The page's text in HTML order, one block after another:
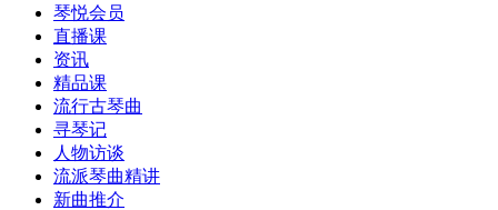
琴悦会员
直播课
资讯
精品课
流行古琴曲
寻琴记
人物访谈
流派琴曲精讲
新曲推介